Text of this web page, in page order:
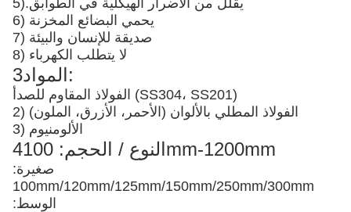
5).يقلل من الأضرار الهيكلية في الطوابق
6) يحمي البضائع المخزنة
7) صديقة للإنسان والبيئة
8) لا يتطلب الكهرباء
3المواد:
الفولاذ المقاوم للصدأ (SS304، SS201)
2) الفولاذ المطلي بالألوان (الأحمر، الأزرق، الملون)
3) الألومنيوم
4النوع / الحجم: 100mm-1200mm
صغيرة:
100mm/120mm/125mm/150mm/250mm/300mm
الوسط: